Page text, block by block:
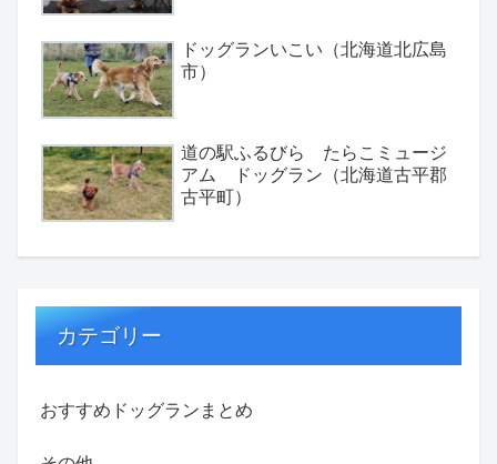
ドッグランいこい（北海道北広島
市）
道の駅ふるびら たらこミュージ
アム ドッグラン（北海道古平郡
古平町）
カテゴリー
おすすめドッグランまとめ